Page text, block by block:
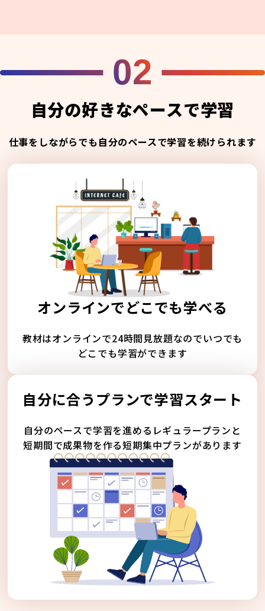
02
自分の好きなペースで学習
仕事をしながらでも自分のペースで学習を続けられます
オンラインでどこでも学べる
教材はオンラインで24時間見放題なのでいつでも
どこでも学習ができます
自分に合うプランで学習スタート
自分のペースで学習を進めるレギュラープランと
短期間で成果物を作る短期集中プランがあります